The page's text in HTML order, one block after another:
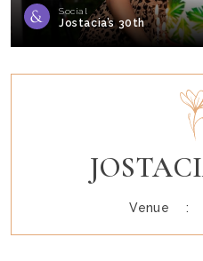
Social
Jostacia’s 30th
Venue :